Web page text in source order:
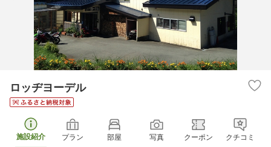
ロッヂヨーデル
施設紹介 プラン 部屋 写真 クーポン クチコミ